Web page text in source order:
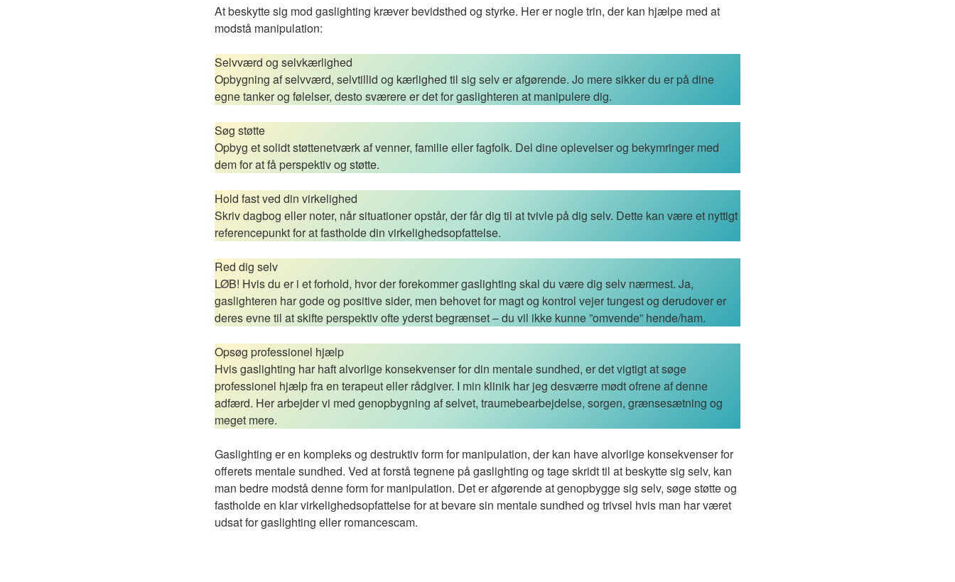
At beskytte sig mod gaslighting kræver bevidsthed og styrke. Her er nogle trin, der kan hjælpe med at
modstå manipulation:
Selvværd og selvkærlighed
Opbygning af selvværd, selvtillid og kærlighed til sig selv er afgørende. Jo mere sikker du er på dine
egne tanker og følelser, desto sværere er det for gaslighteren at manipulere dig.
Søg støtte
Opbyg et solidt støttenetværk af venner, familie eller fagfolk. Del dine oplevelser og bekymringer med
dem for at få perspektiv og støtte.
Hold fast ved din virkelighed
Skriv dagbog eller noter, når situationer opstår, der får dig til at tvivle på dig selv. Dette kan være et nyttigt
referencepunkt for at fastholde din virkelighedsopfattelse.
Red dig selv
LØB! Hvis du er i et forhold, hvor der forekommer gaslighting skal du være dig selv nærmest. Ja,
gaslighteren har gode og positive sider, men behovet for magt og kontrol vejer tungest og derudover er
deres evne til at skifte perspektiv ofte yderst begrænset – du vil ikke kunne ”omvende” hende/ham.
Opsøg professionel hjælp
Hvis gaslighting har haft alvorlige konsekvenser for din mentale sundhed, er det vigtigt at søge
professionel hjælp fra en terapeut eller rådgiver. I min klinik har jeg desværre mødt ofrene af denne
adfærd. Her arbejder vi med genopbygning af selvet, traumebearbejdelse, sorgen, grænsesætning og
meget mere.
Gaslighting er en kompleks og destruktiv form for manipulation, der kan have alvorlige konsekvenser for
offerets mentale sundhed. Ved at forstå tegnene på gaslighting og tage skridt til at beskytte sig selv, kan
man bedre modstå denne form for manipulation. Det er afgørende at genopbygge sig selv, søge støtte og
fastholde en klar virkelighedsopfattelse for at bevare sin mentale sundhed og trivsel hvis man har været
udsat for gaslighting eller romancescam.